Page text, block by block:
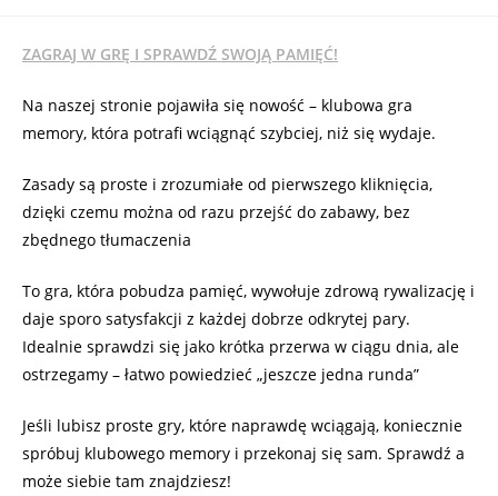
ZAGRAJ W GRĘ I SPRAWDŹ SWOJĄ PAMIĘĆ!
Na naszej stronie pojawiła się nowość – klubowa gra
memory, która potrafi wciągnąć szybciej, niż się wydaje.
Zasady są proste i zrozumiałe od pierwszego kliknięcia,
dzięki czemu można od razu przejść do zabawy, bez
zbędnego tłumaczenia
To gra, która pobudza pamięć, wywołuje zdrową rywalizację i
daje sporo satysfakcji z każdej dobrze odkrytej pary.
Idealnie sprawdzi się jako krótka przerwa w ciągu dnia, ale
ostrzegamy – łatwo powiedzieć „jeszcze jedna runda”
Jeśli lubisz proste gry, które naprawdę wciągają, koniecznie
spróbuj klubowego memory i przekonaj się sam. Sprawdź a
może siebie tam znajdziesz!